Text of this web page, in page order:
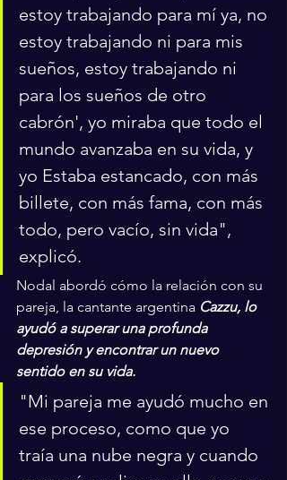
estoy trabajando para mí ya, no
estoy trabajando ni para mis
sueños, estoy trabajando ni
para los sueños de otro
cabrón', yo miraba que todo el
mundo avanzaba en su vida, y
yo Estaba estancado, con más
billete, con más fama, con más
todo, pero vacío, sin vida",
explicó.
Nodal abordó cómo la relación con su
pareja, la cantante argentina Cazzu, lo
ayudó a superar una profunda
depresión y encontrar un nuevo
sentido en su vida.
"Mi pareja me ayudó mucho en
ese proceso, como que yo
traía una nube negra y cuando